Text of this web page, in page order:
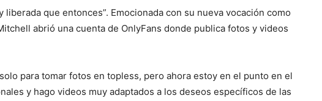
liberada que entonces”. Emocionada con su nueva vocación como
abrió una cuenta de OnlyFans donde publica fotos y videos
para tomar fotos en topless, pero ahora estoy en el punto en el
y hago videos muy adaptados a los deseos específicos de las